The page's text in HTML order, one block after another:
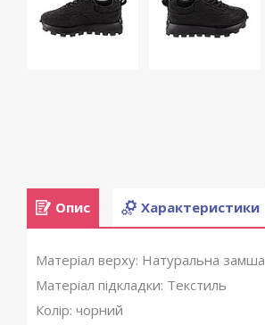
Опис Характеристики
Матеріал верху: Натуральна замша
Матеріал підкладки: Текстиль
Колір: чорний